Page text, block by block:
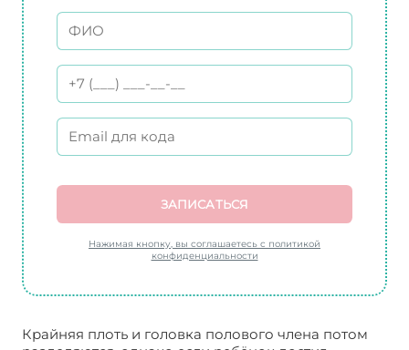
ЗАПИСАТЬСЯ
Нажимая кнопку, вы соглашаетесь с политикой
конфиденциальности
Крайняя плоть и головка полового члена потом